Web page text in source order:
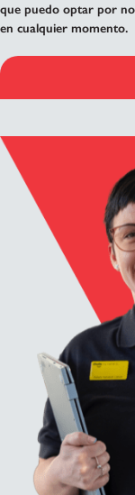
que puedo optar por
en cualquier momento.